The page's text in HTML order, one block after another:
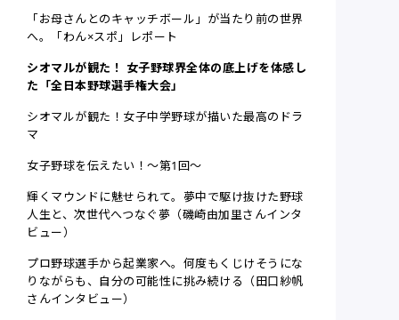
「お母さんとのキャッチボール」が当たり前の世界
へ。「わん×スポ」レポート
シオマルが観た！ 女子野球界全体の底上げを体感し
た「全日本野球選手権大会」
シオマルが観た！女子中学野球が描いた最高のドラ
マ
女子野球を伝えたい！〜第1回〜
輝くマウンドに魅せられて。夢中で駆け抜けた野球
人生と、次世代へつなぐ夢（磯崎由加里さんインタ
ビュー）
プロ野球選手から起業家へ。何度もくじけそうにな
りながらも、自分の可能性に挑み続ける（田口紗帆
さんインタビュー）